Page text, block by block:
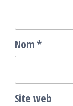
Nom *
Site web